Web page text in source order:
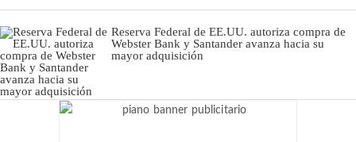
Reserva Federal de EE.UU. autoriza compra de
Webster Bank y Santander avanza hacia su
mayor adquisición